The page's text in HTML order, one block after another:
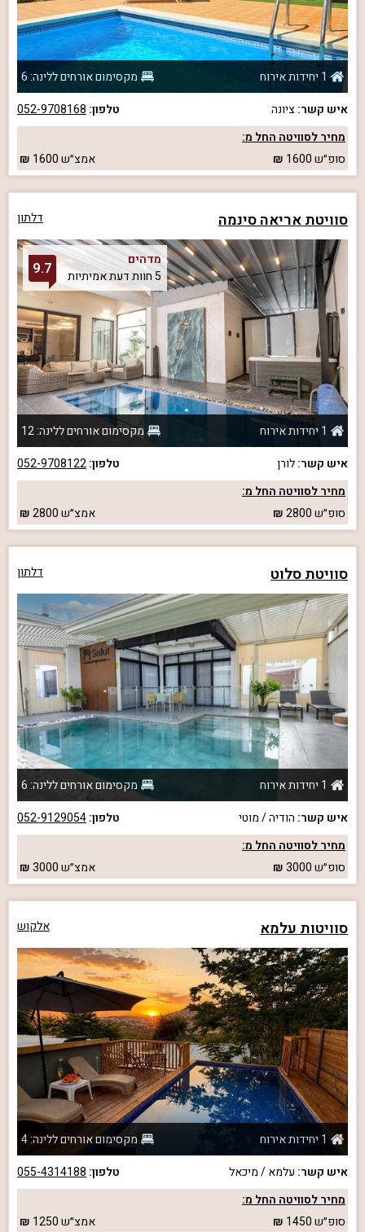
1 יחידות אירוח
מקסימום אורחים ללינה: 6
איש קשר:ציונה טלפון: 052-9708168
מחיר לסוויטה החל מ:
סופ״ש1600 אמצ״ש1600
סוויטת אריאה סינמה דלתון
מדהים
5 חוות דעת אמיתיות
9.7
1 יחידות אירוח
מקסימום אורחים ללינה: 12
איש קשר:לורן טלפון:052-9708122
מחיר לסוויטה החל מ:
סופ״ש2800 אמצ״ש2800
סוויטת סלוט דלתון
1 יחידות אירוח
מקסימום אורחים ללינה: 6
איש קשר: הודיה / מוטי טלפון:052-9129054
מחיר לסוויטה החל מ:
סופ״ש3000 אמצ״ש3000
סוויטות עלמא אלקוש
1 יחידות אירוח
מקסימום אורחים ללינה: 4
איש קשר: עלמא / מיכאל טלפון: 055-4314188
מחיר לסוויטה החל מ:
סופ״ש1450 אמצ״ש1250